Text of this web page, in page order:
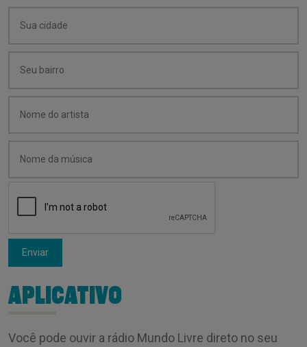
Enviar
APLICATIVO
Você pode ouvir a rádio Mundo Livre direto no seu